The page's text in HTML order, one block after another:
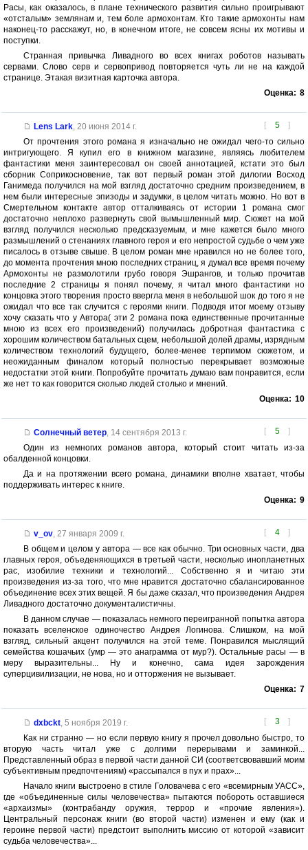
Расы, как оказалось, в плане технического развития сильно проигрывают
«отсталым» землянам и, тем боле армохонтам. Кто такие армохонты нам
наконец-то расскажут, но, в конечном итоге, не совсем ясны их мотивы и
поступки.
Странная привычка Ливадного во всех книгах роботов называть
сервами. Слово серв и сервопривод повторяется чуть ли не на каждой
странице. Этакая визитная карточка автора.
Оценка: 8
[ 5 ]
Lens Lark, 20 июня 2014 г.
От прочтения этого романа я изначально не ожидал чего-то сильно
интригующего. Я купил его в книжном магазине, являясь любителем
фантастики меня заинтересовал он своей аннотацией, кстати это был
сборник Соприкосновение, так вот первый роман этой дилогии Восход
Ганимеда получился на мой взгляд достаточно средним произведением, в
нем были интересные эпизоды и задумки, в целом читать можно. Но вот в
Смертельном контакте автор отталкиваясь от истории 1 романа смог
достаточно неплохо развернуть свой вымышленный мир. Сюжет на мой
взгляд получился несколько предсказуемым, и мне кажется было много
размышлений о стенаниях главного героя и его непростой судьбе о чем уже
писалось в отзыве свыше. В целом роман мне нравился но не более того,
до момента прочтения мною последних страниц, я думал все время почему
Армохонты не размолотили грубо говоря Эшрангов, и только прочитав
последние 2 страницы я понял почему, я читал много фантастики но
концовка этого творения просто ввергла меня в небольшой шок до того я не
ожидал что все так случится с героями книги. Подводя итог моему отзыву
хочу сказать что у Автора( эти 2 романа пока единственные прочитанные
мною из всех его произведений) получилась добротная фантастика с
хорошим количеством батальных сцем, небольшой долей драмы, изрядным
количеством технологий будущего, более-менее терпимом сюжетом, и
неожиданным финалом который полностью перекрывает возможные
недостатки этой книги. Попробуйте прочитать думаю вам понравится, если
же нет то как говорится сколько людей столько и мнений.
Оценка: 10
[ 5 ]
Солнечный ветер, 14 сентября 2013 г.
Один из немногих романов автора, который стоит читать из-за
обалденной концовки.
Да и на протяжении всего романа, динамики вполне хватает, чтобы
поддерживать интерес к книге.
Оценка: 9
[ 4 ]
v_ov, 27 января 2009 г.
В общем и целом у автора — все как обычно. Три основных части, два
главных героя, объеденяющихся в третьей части, несколько инопланетных
рас, изобилие техники и технологий... Собственно я и читаю эти
произведения из-за того, что мне нравится достаточно сбалансированное
объединение всех этих вещей. Я бы даже сказал, что произведения Андрея
Ливадного достаточно документалистичны.
В данном случае — показалась немного переигранной попытка автора
показать вселенское одиночество Андрея Логинова. Слишком, на мой
взгляд, сильный акцент получился на этой теме. Понравился мыслящий
семейства кошачьих (умр — это анаграмма от мур?). Остальные расы — в
меру выразительны... Ну и конечно, сама идея зарождения
суперцивилизации, не нова, но и отторжения не вызывает.
Оценка: 7
[ 3 ]
dxbckt, 5 ноября 2019 г.
Как ни странно — но если первую книгу я прочел довольно быстро, то
вторую часть читал уже с долгими перерывами и заминкой...
Представленный образ в первой части данной СИ (соответсвовавший моим
субъективным предпочтениям) «рассыпался в пух и прах»...
Начало книги выстроено в стиле Головачева с его «всемирным УАСС»,
где «объединенные силы человечества» пытаются побороть оставшиеся
«архаизмы» (контрабанду оружия, террор и «прочие явления»).
Центральный персонаж книги (во второй части) изменен и ему (как и
героине первой части) предстоит выполнить миссию от которой «зависит
судьба человечества»...